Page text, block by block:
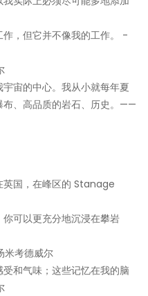
，但它并不像我的工作。 -
宙的中心。我从小就每年夏
布、高品质的岩石、历史。——
英国，在峰区的 Stanage
可以更充分地沉浸在攀岩
米考德威尔
和气味；这些记忆在我的脑